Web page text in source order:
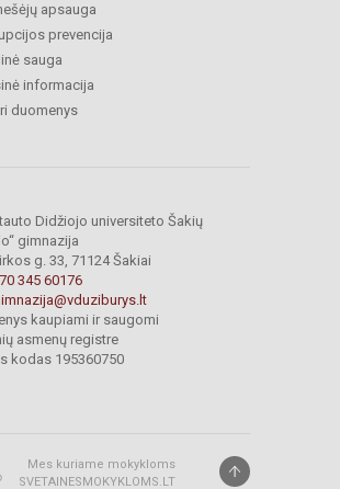
apsauga
prevencija
sauga
informacija
duomenys
Didžiojo universiteto Šakių
gimnazija
g. 33, 71124 Šakiai
345 60176
kaupiami ir saugomi
asmenų registre
kodas 195360750
Mes kuriame mokykloms
SVETAINESMOKYKLOMS.LT